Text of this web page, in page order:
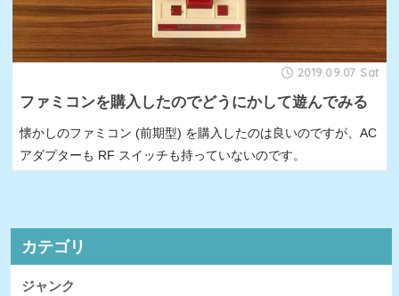
2019.09.07 Sat
ファミコンを購入したのでどうにかして遊んでみる
懐かしのファミコン (前期型) を購入したのは良いのですが、AC
アダプターも RF スイッチも持っていないのです。
カテゴリ
ジャンク